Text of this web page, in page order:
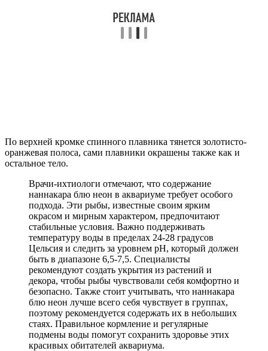
По верхней кромке спинного плавника тянется золотисто-
оранжевая полоса, сами плавники окрашены также как и
остальное тело.
Врачи-ихтиологи отмечают, что содержание
наннакара блю неон в аквариуме требует особого
подхода. Эти рыбы, известные своим ярким
окрасом и мирным характером, предпочитают
стабильные условия. Важно поддерживать
температуру воды в пределах 24-28 градусов
Цельсия и следить за уровнем pH, который должен
быть в диапазоне 6,5-7,5. Специалисты
рекомендуют создать укрытия из растений и
декора, чтобы рыбы чувствовали себя комфортно и
безопасно. Также стоит учитывать, что наннакара
блю неон лучше всего себя чувствует в группах,
поэтому рекомендуется содержать их в небольших
стаях. Правильное кормление и регулярные
подмены воды помогут сохранить здоровье этих
красивых обитателей аквариума.